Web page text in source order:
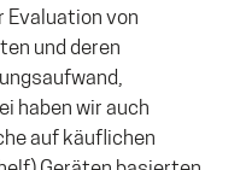
Evaluation von
und deren
haben wir auch
auf käuflichen